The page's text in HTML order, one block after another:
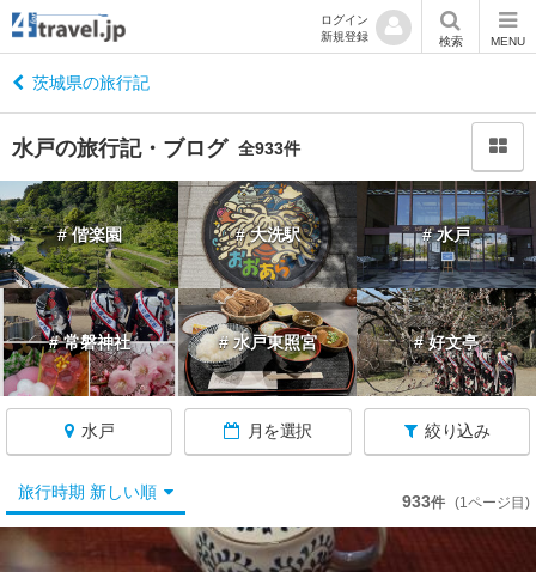
ログイン
新規登録
検索 MENU
茨城県の旅行記
水戸の旅行記・ブログ 全933件
# 偕楽園 # 大洗駅 # 水戸
# 常磐神社 # 水戸東照宮 # 好文亭
水戸 月を選択 絞り込み
茨
城
へ
戻
る
茨
城
べ
て
水
旅行時期 新しい順 933件 (1ページ目)